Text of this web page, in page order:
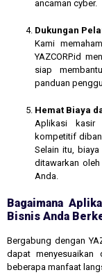
ancaman cyber.
Dukungan
Kami
YAZCORP.id
siap
panduan
Hemat Biaya
Aplikasi kasir
kompetitif
Selain itu,
ditawarkan
Anda.
Bagaimana
Bisnis Anda
Bergabung dengan
dapat menyesuaikan
beberapa manfaat